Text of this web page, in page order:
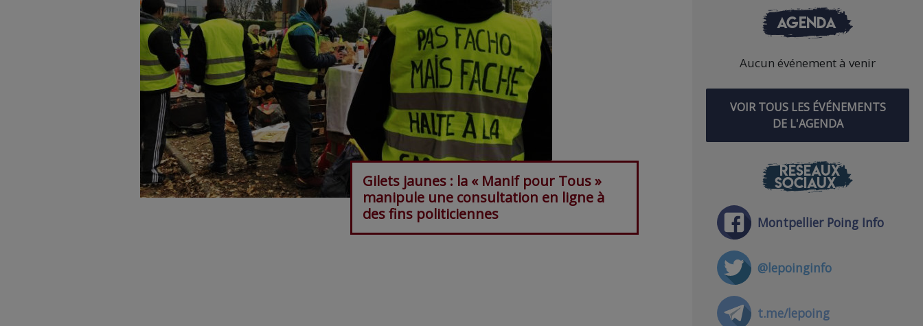
Gilets jaunes : la « Manif pour Tous »
manipule une consultation en ligne à
des fins politiciennes
AGENDA
Aucun événement à venir
VOIR TOUS LES ÉVÉNEMENTS
DE L'AGENDA
RÉSEAUX
SOCIAUX
Montpellier Poing Info
@lepoinginfo
t.me/lepoing